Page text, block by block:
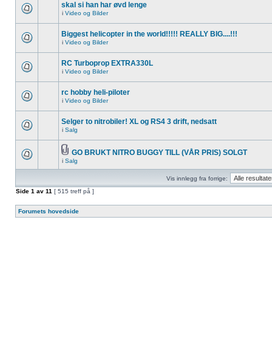
skal si han har øvd lenge
i Video og Bilder
Biggest helicopter in the world!!!!! REALLY BIG....!!!
i Video og Bilder
RC Turboprop EXTRA330L
i Video og Bilder
rc hobby heli-piloter
i Video og Bilder
Selger to nitrobiler! XL og RS4 3 drift, nedsatt
i Salg
GO BRUKT NITRO BUGGY TILL (VÅR PRIS) SOLGT
i Salg
Vis innlegg fra forrige:
Side 1 av 11 [ 515 treff på ]
Forumets hovedside